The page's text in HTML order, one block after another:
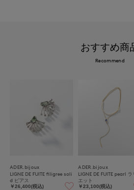
おすすめ商
Recommend
ADER.bijoux
LIGNE DE FUITE filigree soli
d ピアス
￥26,400(税込)
ADER.bijoux
LIGNE DE FUITE pearl ラ
エット
￥23,100(税込)